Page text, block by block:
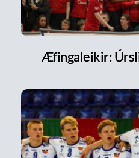
Æfingaleikir: